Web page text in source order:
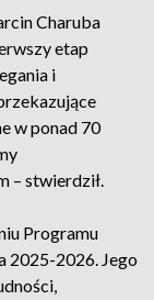
Charuba
etap
i
w ponad 70
– stwierdził.
Programu
2025-2026. Jego